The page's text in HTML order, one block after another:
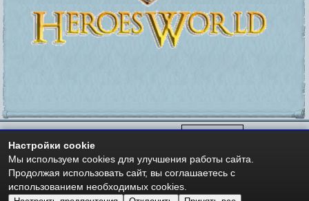
Мир Героев -https://heroesworld.ru- Heroes World
Авторские права - Copyright © 2006-2026 HeroesWorld.ru
Heroes World (English)
Настройки cookie
Мы используем cookies для улучшения работы сайта.
Продолжая использовать сайт, вы соглашаетесь с
использованием необходимых cookies.